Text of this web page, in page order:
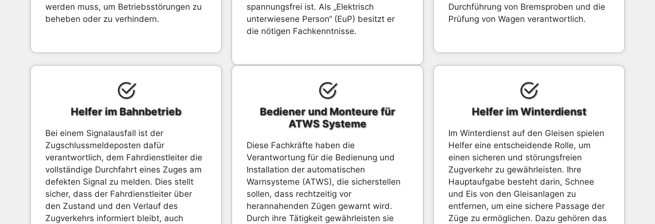
werden muss, um Betriebsstörungen zu
beheben oder zu verhindern.
spannungsfrei ist. Als „Elektrisch
unterwiesene Person“ (EuP) besitzt er
die nötigen Fachkenntnisse.
Durchführung von Bremsproben und die
Prüfung von Wagen verantwortlich.
Helfer im Bahnbetrieb
Bei einem Signalausfall ist der
Zugschlussmeldeposten dafür
verantwortlich, dem Fahrdienstleiter die
vollständige Durchfahrt eines Zuges am
defekten Signal zu melden. Dies stellt
sicher, dass der Fahrdienstleiter über
den Zustand und den Verlauf des
Zugverkehrs informiert bleibt, auch
Bediener und Monteure für
ATWS Systeme
Diese Fachkräfte haben die
Verantwortung für die Bedienung und
Installation der automatischen
Warnsysteme (ATWS), die sicherstellen
sollen, dass rechtzeitig vor
herannahenden Zügen gewarnt wird.
Durch ihre Tätigkeit gewährleisten sie
Helfer im Winterdienst
Im Winterdienst auf den Gleisen spielen
Helfer eine entscheidende Rolle, um
einen sicheren und störungsfreien
Zugverkehr zu gewährleisten. Ihre
Hauptaufgabe besteht darin, Schnee
und Eis von den Gleisanlagen zu
entfernen, um eine sichere Passage der
Züge zu ermöglichen. Dazu gehören das